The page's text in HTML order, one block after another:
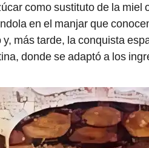
como sustituto de la miel
en el manjar que
más tarde, la conquista
donde se adaptó a los